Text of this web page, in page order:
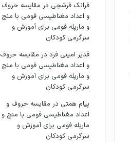
فرانک فرشچی در مقایسه حروف
و اعداد مغناطیسی فومی با منچ
و مارپله فومی برای آموزش و
سرگرمی کودکان
قدیر امینی فرددر مقایسه حروف
و اعداد مغناطیسی فومی با منچ
و مارپله فومی برای آموزش و
سرگرمی کودکان
پیام همتی در مقایسه حروف و
اعداد مغناطیسی فومی با منچ و
مارپله فومی برای آموزش و
سرگرمی کودکان